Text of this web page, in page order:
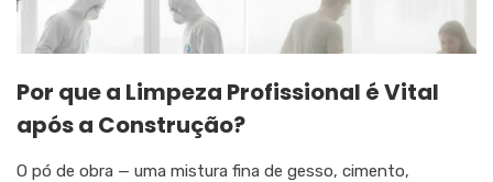
Por que a Limpeza Profissional é Vital
após a Construção?
O pó de obra — uma mistura fina de gesso, cimento,